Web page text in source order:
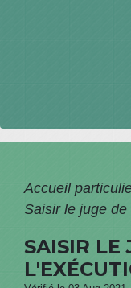
Accueil
Saisir le juge de
SAISIR LE